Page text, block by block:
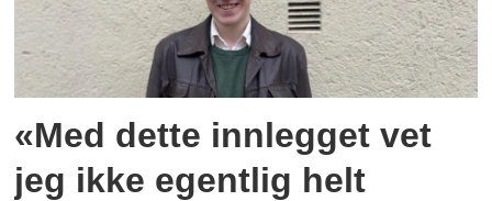
«Med dette innlegget vet
jeg ikke egentlig helt